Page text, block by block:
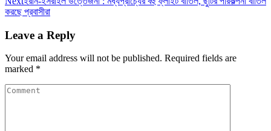
করছে প্রবাসীরা
Leave a Reply
Your email address will not be published. Required fields are
marked *